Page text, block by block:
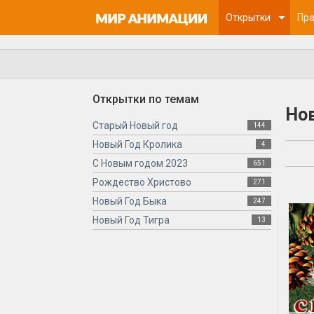
Открытки
Открытки по темам
Старый Новый год 144
Новый Год Кролика 4
С Новым годом 2023 651
Рождество Христово 271
Новый Год Быка 247
Новый Год Тигра 13